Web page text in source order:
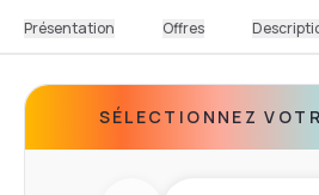
Présentation Offres
SÉLECTIONNEZ